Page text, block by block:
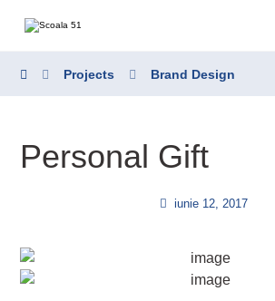
Projects Brand Design
Personal Gift
iunie 12, 2017